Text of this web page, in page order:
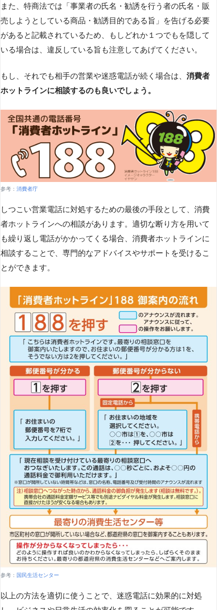
また、特商法では「事業者の氏名・勧誘を行う者の氏名・販
売しようとしている商品・勧誘目的である旨」を告げる必要
があると記載されているため、もしどれか１つでもを隠して
いる場合は、違反している旨も注意してあげてください。
もし、それでも相手の営業や迷惑電話が続く場合は、 消費者
ホットラインに相談するのも良いでしょう。
参考： 消費者庁
しつこい営業電話に対処するための最後の手段として、消費
者ホットラインへの相談があります。適切な断り方を用いて
も繰り返し電話がかかってくる場合、消費者ホットラインに
相談することで、専門的なアドバイスやサポートを受けるこ
とができます​​。
参考： 国民生活センター
以上の方法を適切に使うことで、迷惑電話に効果的に対処